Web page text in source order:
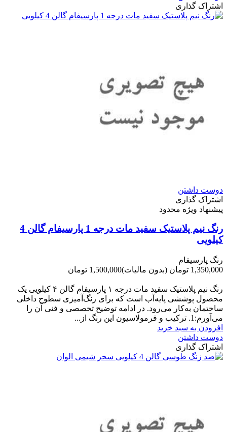
اشتراک گذاری
دوست داشتن
اشتراک گذاری
پیشنهاد ویژه محدود
رنگ نیم پلاستیک سفید مات درجه 1 پارسیفام گالن 4
کیلویی
رنگ پارسیفام
1,350,000 تومان
(بدون مالیات)1,500,000 تومان
رنگ نیم‌ پلاستیک سفید مات درجه ۱ پارسیفام گالن ۴ کیلویی یک
محصول پوششی پایه‌آب است که برای رنگ‌آمیزی سطوح داخلی
ساختمان به‌کار می‌رود. در ادامه توضیح تخصصی و فنی آن را
می‌آورم:1. ترکیب و فرمولاسیون این رنگ از...
افزودن به سبد خرید
دوست داشتن
اشتراک گذاری